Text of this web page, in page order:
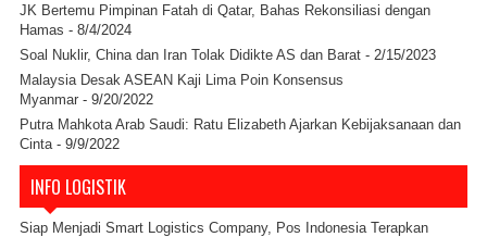
JK Bertemu Pimpinan Fatah di Qatar, Bahas Rekonsiliasi dengan
Hamas - 8/4/2024
Soal Nuklir, China dan Iran Tolak Didikte AS dan Barat - 2/15/2023
Malaysia Desak ASEAN Kaji Lima Poin Konsensus
Myanmar - 9/20/2022
Putra Mahkota Arab Saudi: Ratu Elizabeth Ajarkan Kebijaksanaan dan
Cinta - 9/9/2022
INFO LOGISTIK
Siap Menjadi Smart Logistics Company, Pos Indonesia Terapkan